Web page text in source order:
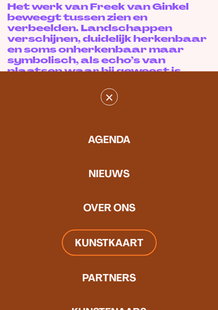
×
AGENDA
NIEUWS
OVER ONS
KUNSTKAART
PARTNERS
Het werk van Freek van Ginkel
beweegt tussen zien en
verbeelden. Landschappen
verschijnen, duidelijk herkenbaar
en soms onherkenbaar maar
symbolisch, als echo’s van
plaatsen waar hij geweest is,
stilte en het licht in de omgeving van Nijmegen. Elders